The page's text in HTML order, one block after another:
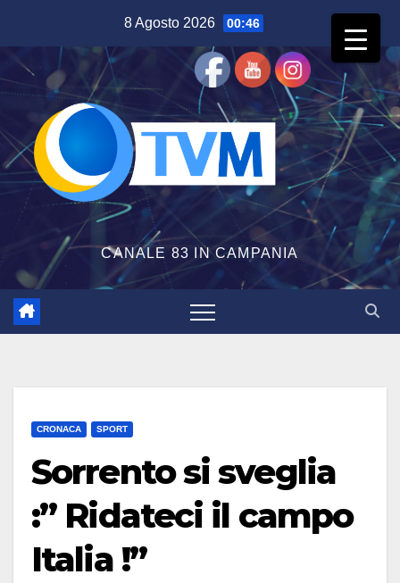
contenuto
8 Agosto 2026 00:46
CANALE 83 IN CAMPANIA
CRONACA SPORT
Sorrento si sveglia
:” Ridateci il campo
Italia !”